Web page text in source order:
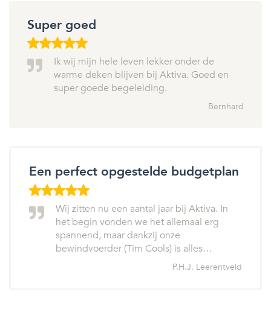
Super goed
Ik wij mijn hele leven lekker onder de
warme deken blijven bij Aktiva. Goed en
super goede begeleiding.
Bernhard
Een perfect opgestelde budgetplan
Wij zitten nu een aantal jaar bij Aktiva. In
het begin vonden we het allemaal erg
spannend, maar dankzij onze
bewindvoerder (Tim Cools) is alles…
P.H.J. Leerentveld